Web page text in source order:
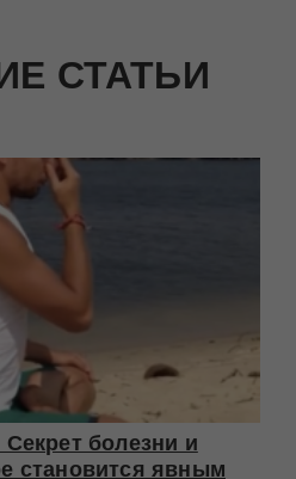
СТАТЬИ
болезни и
становится явным